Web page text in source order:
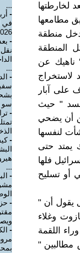
لخارطتها
مطامعها
منطقة
المنطقة
ناهيك عن
لاستخراج
على آبار
قسد " حيث
أن يضحي
لنفسها
يمتد حتى
فلها
أو تسليح
يقول أن "
وغلاء
اللقمة
مطالبين "
...
-
في
2026 رغم
-
...
-
سو
-
-
...
-
-
-